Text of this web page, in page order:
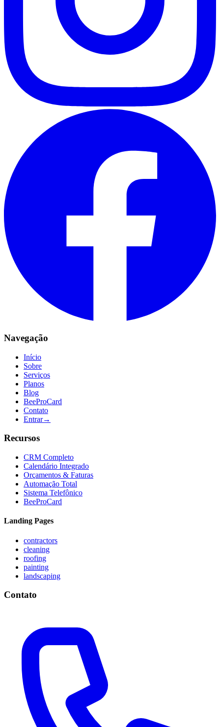
Navegação
Início
Sobre
Serviços
Planos
Blog
BeeProCard
Contato
Entrar→
Recursos
CRM Completo
Calendário Integrado
Orçamentos & Faturas
Automação Total
Sistema Telefônico
BeeProCard
Landing Pages
contractors
cleaning
roofing
painting
landscaping
Contato